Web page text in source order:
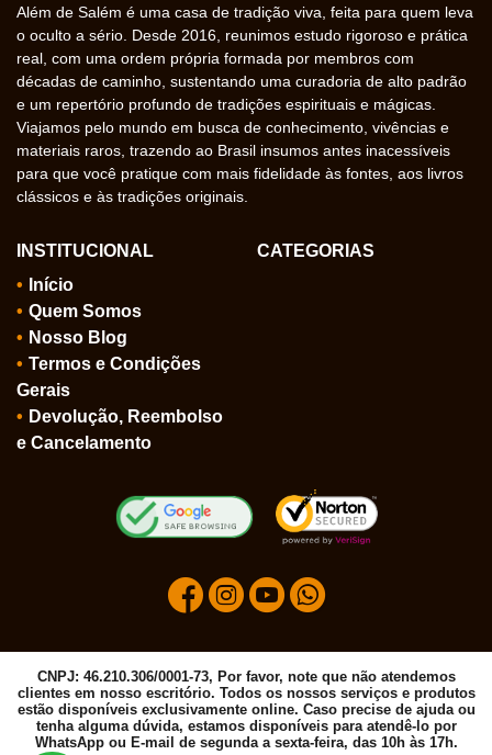
Além de Salém é uma casa de tradição viva, feita para quem leva
o oculto a sério. Desde 2016, reunimos estudo rigoroso e prática
real, com uma ordem própria formada por membros com
décadas de caminho, sustentando uma curadoria de alto padrão
e um repertório profundo de tradições espirituais e mágicas.
Viajamos pelo mundo em busca de conhecimento, vivências e
materiais raros, trazendo ao Brasil insumos antes inacessíveis
para que você pratique com mais fidelidade às fontes, aos livros
clássicos e às tradições originais.
INSTITUCIONAL
Início
Quem Somos
Nosso Blog
Termos e Condições
Gerais
Devolução, Reembolso
e Cancelamento
CATEGORIAS
CNPJ: 46.210.306/0001-73, Por favor, note que não atendemos
clientes em nosso escritório. Todos os nossos serviços e produtos
estão disponíveis exclusivamente online. Caso precise de ajuda ou
tenha alguma dúvida, estamos disponíveis para atendê-lo por
WhatsApp ou E-mail de segunda a sexta-feira, das 10h às 17h.